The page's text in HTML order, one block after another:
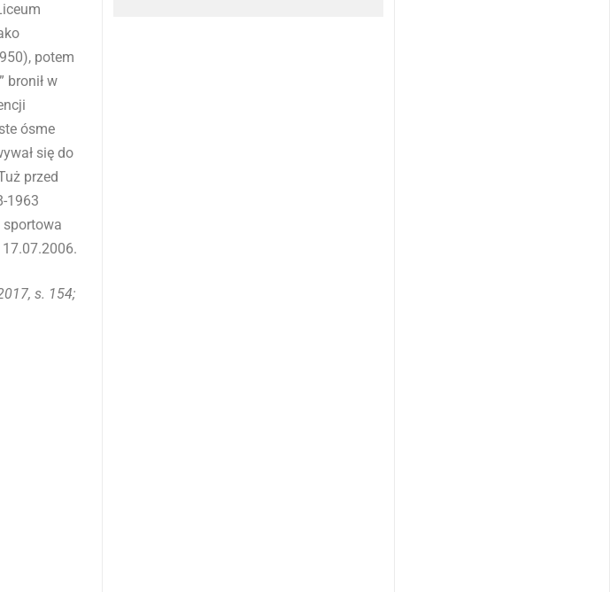
potem
w
ósme
przed
s. 154;